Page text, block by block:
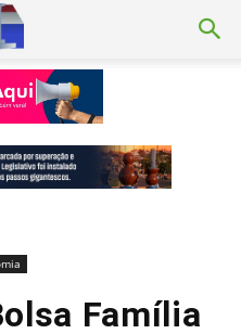
Família